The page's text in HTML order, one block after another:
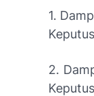
1.
2.